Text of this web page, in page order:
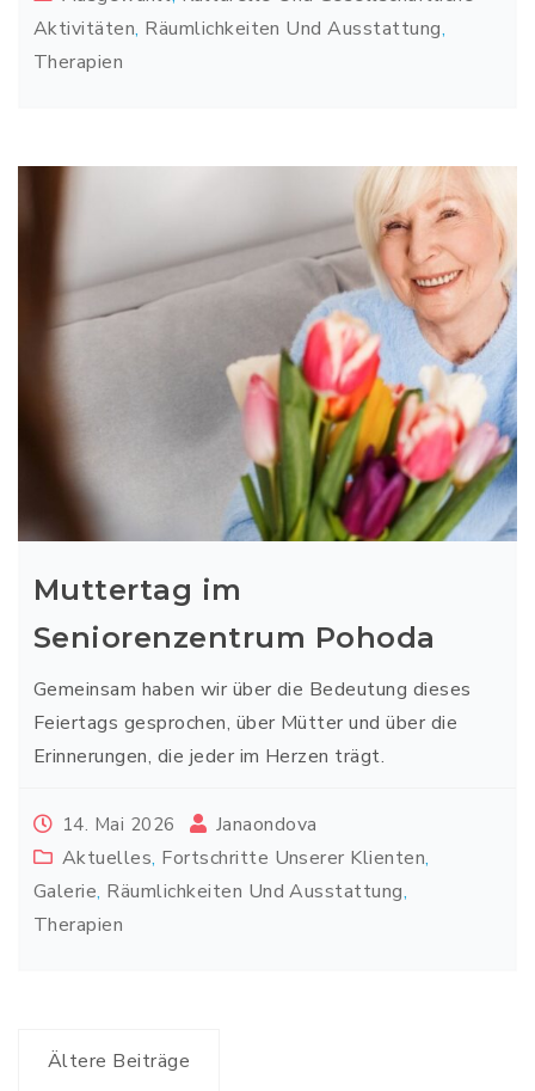
Aktivitäten, Räumlichkeiten Und Ausstattung,
Therapien
Muttertag im
Seniorenzentrum Pohoda
Gemeinsam haben wir über die Bedeutung dieses
Feiertags gesprochen, über Mütter und über die
Erinnerungen, die jeder im Herzen trägt.
14. Mai 2026
Janaondova
Aktuelles, Fortschritte Unserer Klienten,
Galerie, Räumlichkeiten Und Ausstattung,
Therapien
Beitragsnavigation
Ältere Beiträge